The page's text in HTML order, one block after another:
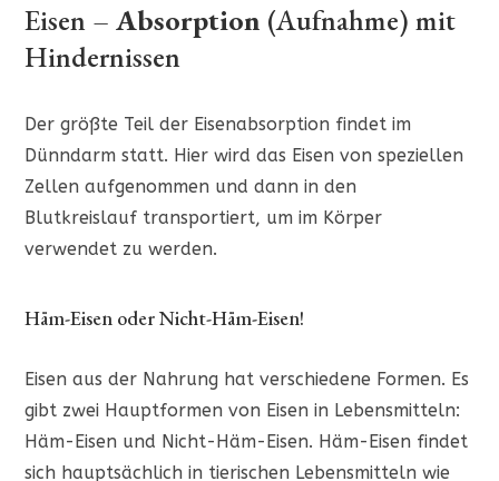
Eisen –Absorption (Aufnahme) mit
Hindernissen
Der größte Teil der Eisenabsorption findet im
Dünndarm statt. Hier wird das Eisen von speziellen
Zellen aufgenommen und dann in den
Blutkreislauf transportiert, um im Körper
verwendet zu werden.
Häm-Eisen oder Nicht-Häm-Eisen!
Eisen aus der Nahrung hat verschiedene Formen. Es
gibt zwei Hauptformen von Eisen in Lebensmitteln:
Häm-Eisen und Nicht-Häm-Eisen. Häm-Eisen findet
sich hauptsächlich in tierischen Lebensmitteln wie